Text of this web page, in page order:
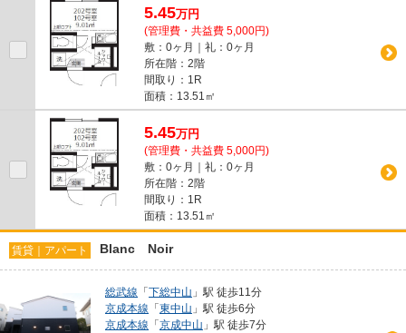
5.45万円
(管理費・共益費 5,000円)
敷：0ヶ月｜礼：0ヶ月
所在階：2階
間取り：1R
面積：13.51㎡
5.45万円
(管理費・共益費 5,000円)
敷：0ヶ月｜礼：0ヶ月
所在階：2階
間取り：1R
面積：13.51㎡
賃貸｜アパート Blanc Noir
総武線 「下総中山 」駅 徒歩11分
京成本線 「東中山 」駅 徒歩6分
京成本線 「京成中山 」駅 徒歩7分